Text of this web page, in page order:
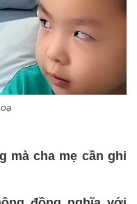
mà cha mẹ cần ghi